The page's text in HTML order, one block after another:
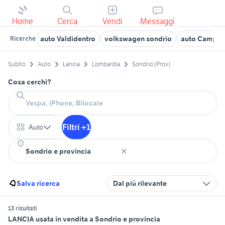
Home Cerca Vendi Messaggi
Ricerche auto Valdidentro volkswagen sondrio auto
Subito Auto Lancia Lombardia Sondrio (Prov)
Cosa cerchi?
Auto Filtri +1
Salva ricerca Dal più rilevante
13 risultati
LANCIA usata in vendita a Sondrio e provincia